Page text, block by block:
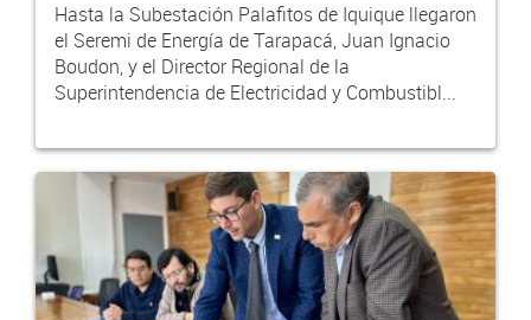
Hasta la Subestación Palafitos de Iquique llegaron
el Seremi de Energía de Tarapacá, Juan Ignacio
Boudon, y el Director Regional de la
Superintendencia de Electricidad y Combustibl...